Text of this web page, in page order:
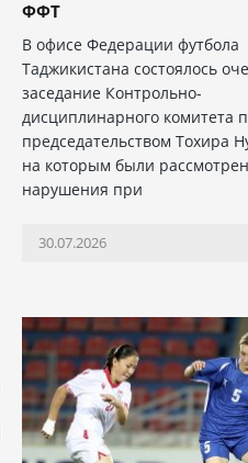
ФФТ
В офисе Федерации футбола
Таджикистана состоялось
заседание Контрольно-
дисциплинарного комитета
председательством Тохира
на которым были
нарушения при
30.07.2026